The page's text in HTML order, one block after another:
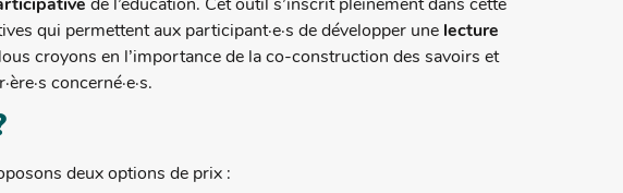
de l’éducation. Cet outil s’inscrit pleinement dans cette
qui permettent aux participant·e·s de développer une lecture
croyons en l’importance de la co-construction des savoirs et
concerné·e·s.
deux options de prix :